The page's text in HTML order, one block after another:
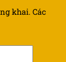
khai. Các